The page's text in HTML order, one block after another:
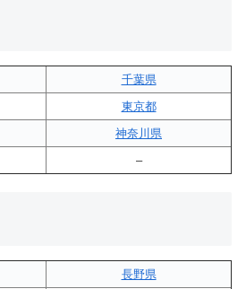
千葉県
東京都
神奈川県
–
長野県